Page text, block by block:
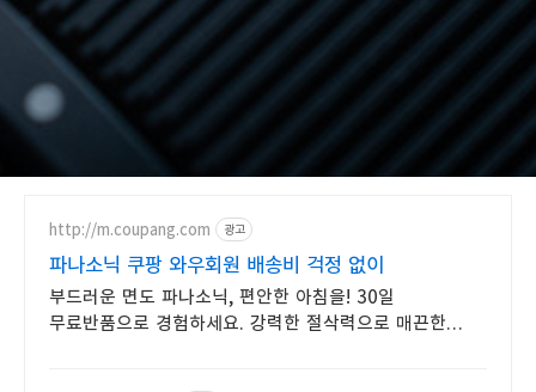
http://m.coupang.com 광고
파나소닉 쿠팡 와우회원 배송비 걱정 없이
부드러운 면도 파나소닉, 편안한 아침을! 30일
무료반품으로 경험하세요. 강력한 절삭력으로 매끈한